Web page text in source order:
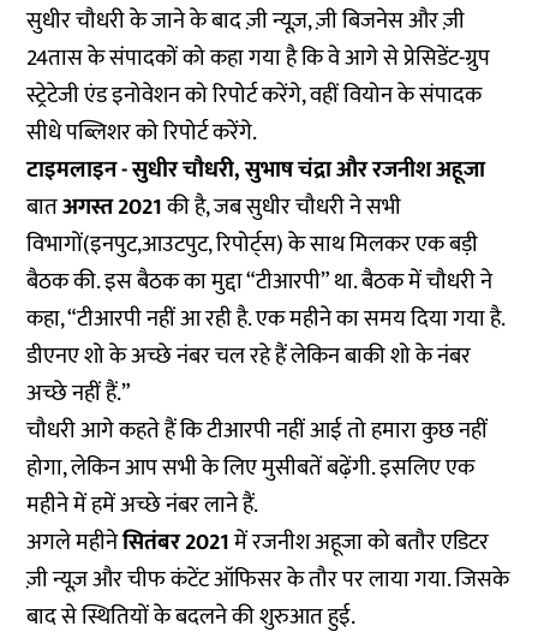
सुधीर चौधरी के जाने के बाद ज़ी न्यूज़, ज़ी बिजनेस और ज़ी
24तास के संपादकों को कहा गया है कि वे आगे से प्रेसिडेंट-ग्रुप
स्ट्रेटेजी एंड इनोवेशन को रिपोर्ट करेंगे, वहीं वियोन के संपादक
सीधे पब्लिशर को रिपोर्ट करेंगे.
टाइमलाइन - सुधीर चौधरी, सुभाष चंद्रा और रजनीश अहूजा
बातअगस्त 2021की है, जब सुधीर चौधरी ने सभी
विभागों(इनपुट,आउटपुट, रिपोर्ट्स) के साथ मिलकर एक बड़ी
बैठक की. इस बैठक का मुद्दा “टीआरपी” था. बैठक में चौधरी ने
कहा, “टीआरपी नहीं आ रही है. एक महीने का समय दिया गया है.
डीएनए शो के अच्छे नंबर चल रहे हैं लेकिन बाकी शो के नंबर
अच्छे नहीं हैं.”
चौधरी आगे कहते हैं कि टीआरपी नहीं आई तो हमारा कुछ नहीं
होगा, लेकिन आप सभी के लिए मुसीबतें बढ़ेंगी. इसलिए एक
महीने में हमें अच्छे नंबर लाने हैं.
अगले महीनेसितंबर 2021में रजनीश अहूजा को बतौर एडिटर
ज़ी न्यूज़ और चीफ कंटेंट ऑफिसर के तौर पर लाया गया. जिसके
बाद से स्थितियों के बदलने की शुरुआत हुई.